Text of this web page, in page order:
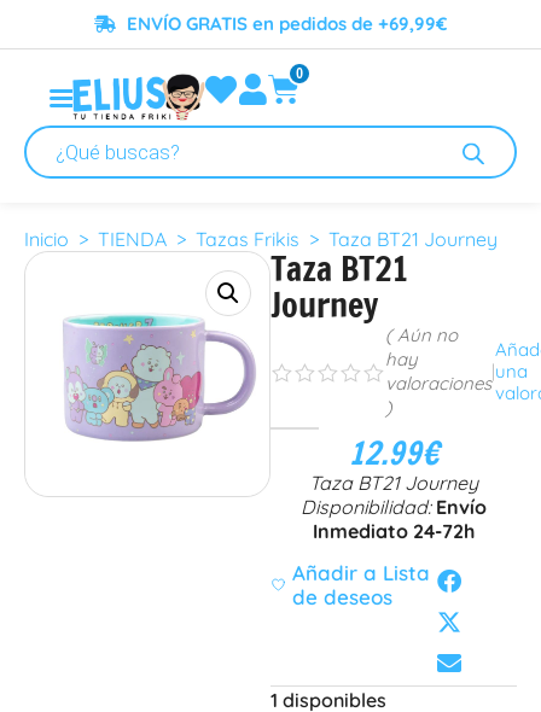
ENVÍO GRATIS en pedidos de +69,99€
0
Inicio > TIENDA > Tazas Frikis > Taza BT21 Journey
Taza BT21
Journey
sssss
( Aún no
hay
valoraciones
)
una
12.99€
Taza BT21 Journey
Disponibilidad: Envío
Inmediato 24-72h
Añadir a Lista
de deseos
1 disponibles